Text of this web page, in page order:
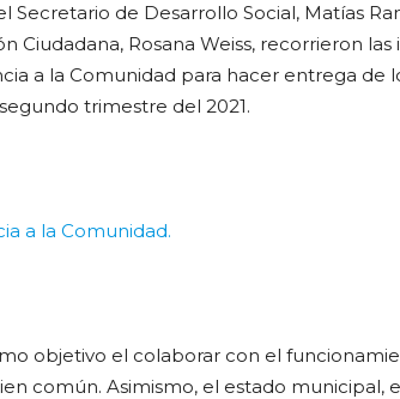
Secretario de Desarrollo Social, Matías
Ciudadana, Rosana Weiss, recorrieron
a la Comunidad para hacer entrega de
trimestre del 2021.
objetivo el colaborar con el
común. Asimismo, el estado municipal,